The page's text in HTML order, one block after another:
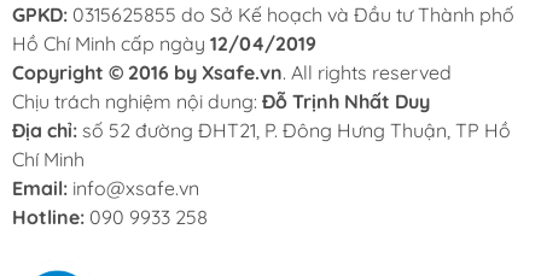
GPKD: 0315625855 do Sở Kế hoạch và Đầu tư Thành phố
Hồ Chí Minh cấp ngày 12/04/2019
Copyright © 2016 by Xsafe.vn. All rights reserved
Chịu trách nghiệm nội dung: Đỗ Trịnh Nhất Duy
Địa chỉ: số 52 đường ĐHT21, P. Đông Hưng Thuận, TP Hồ
Chí Minh
Email: info@xsafe.vn
Hotline: 090 9933 258